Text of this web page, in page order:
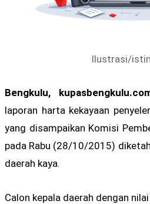
Ilustrasi/
Bengkulu,
laporan harta kekayaan
yang disampaikan Komisi
pada Rabu (28/10/2015)
daerah kaya.
Calon kepala daerah dengan